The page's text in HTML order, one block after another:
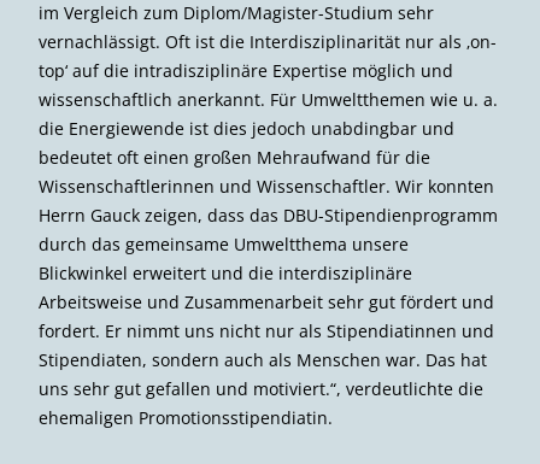
im Vergleich zum Diplom/Magister-Studium sehr
vernachlässigt. Oft ist die Interdisziplinarität nur als ‚on-
top‘ auf die intradisziplinäre Expertise möglich und
wissenschaftlich anerkannt. Für Umweltthemen wie u. a.
die Energiewende ist dies jedoch unabdingbar und
bedeutet oft einen großen Mehraufwand für die
Wissenschaftlerinnen und Wissenschaftler. Wir konnten
Herrn Gauck zeigen, dass das DBU-Stipendienprogramm
durch das gemeinsame Umweltthema unsere
Blickwinkel erweitert und die interdisziplinäre
Arbeitsweise und Zusammenarbeit sehr gut fördert und
fordert. Er nimmt uns nicht nur als Stipendiatinnen und
Stipendiaten, sondern auch als Menschen war. Das hat
uns sehr gut gefallen und motiviert.“, verdeutlichte die
ehemaligen Promotionsstipendiatin.